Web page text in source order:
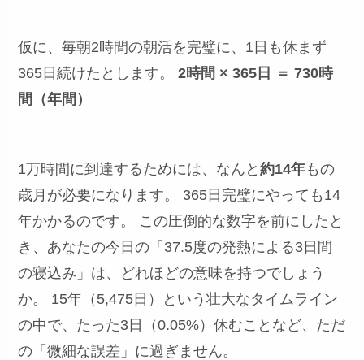
仮に、毎朝2時間の朝活を完璧に、1日も休まず
365日続けたとします。2時間 × 365日 ＝ 730時
間（年間）
1万時間に到達するためには、なんと約14年もの
歳月が必要になります。 365日完璧にやっても14
年かかるのです。 この圧倒的な数字を前にしたと
き、あなたの今日の「37.5度の発熱による3日間
の寝込み」は、どれほどの意味を持つでしょう
か。 15年（5,475日）という壮大なタイムライン
の中で、たった3日（0.05%）休むことなど、ただ
の「微細な誤差」に過ぎません。